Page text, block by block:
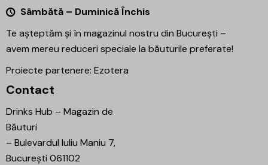
Sâmbătă – Duminică Închis
Te așteptăm și în magazinul nostru din București –
avem mereu reduceri speciale la băuturile preferate!
Proiecte partenere: Ezotera
Contact
Drinks Hub – Magazin de
Băuturi
– Bulevardul Iuliu Maniu 7,
București 061102